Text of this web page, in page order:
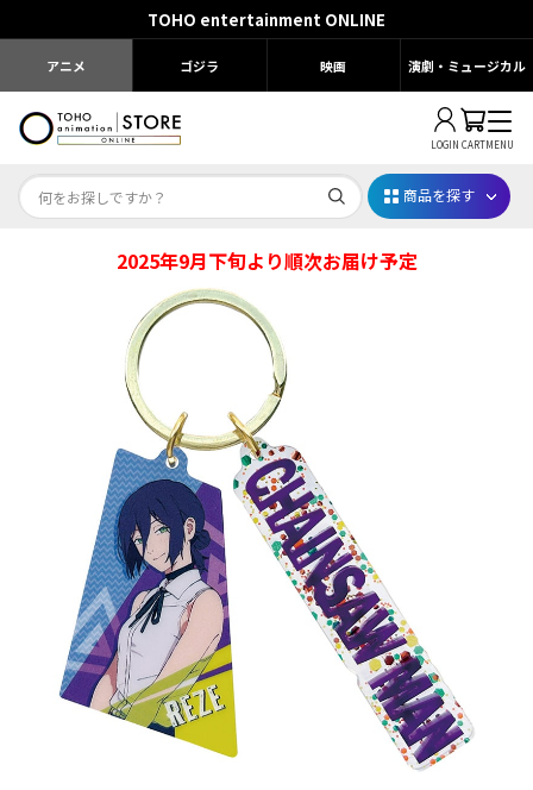
TOHO entertainment ONLINE
アニメ ゴジラ 映画 演劇・ミュージカル
LOGIN CARTMENU
Dr.STONE STONE FES.2026
映画ちいかわ
じゅじゅフェス 2026
薬屋のひとりごと 夏の園遊会2026
名探偵コナン
アニメ『僕のヒーローアカデミア』10周年
ハイキュー!!ジャージ＆ユニフォーム
『無職転生Ⅲ ～異世界行ったら本気だす～』
『ふつつかな悪女ではございますが ～雛宮蝶鼠と
商品を探す
2025年9月下旬より順次お届け予定